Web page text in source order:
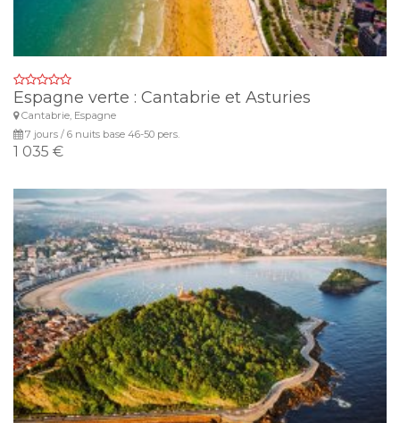
Espagne verte : Cantabrie et Asturies
Cantabrie, Espagne
7 jours / 6 nuits base 46-50 pers.
1 035 €